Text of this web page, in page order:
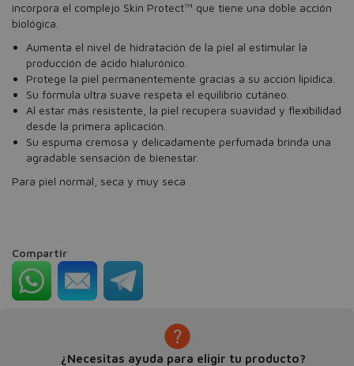
incorpora el complejo Skin Protect™ que tiene una doble acción
biológica.
Aumenta el nivel de hidratación de la piel al estimular la
producción de ácido hialurónico.
Protege la piel permanentemente gracias a su acción lipídica.
Su fórmula ultra suave respeta el equilibrio cutáneo.
Al estar más resistente, la piel recupera suavidad y flexibilidad
desde la primera aplicación.
Su espuma cremosa y delicadamente perfumada brinda una
agradable sensación de bienestar.
Para piel normal, seca y muy seca
Compartir
¿Necesitas ayuda para eligir tu producto?